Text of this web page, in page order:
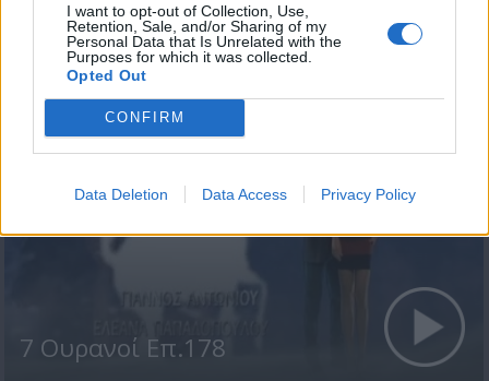
I want to opt-out of Collection, Use,
Retention, Sale, and/or Sharing of my
Personal Data that Is Unrelated with the
Purposes for which it was collected.
Opted Out
CONFIRM
Data Deletion Data Access Privacy Policy
7 Ουρανοί Επ.179
7 Ουρανοί Επ.178